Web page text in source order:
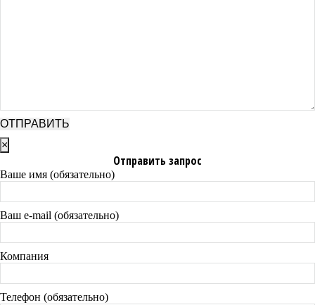
×
Отправить запрос
Ваше имя (обязательно)
Ваш e-mail (обязательно)
Компания
Телефон (обязательно)